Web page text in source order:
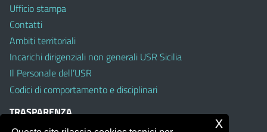
Ufficio stampa
Contatti
Ambiti territoriali
Incarichi dirigenziali non generali USR Sicilia
Il Personale dell’USR
Codici di comportamento e disciplinari
TRASPARENZA
x